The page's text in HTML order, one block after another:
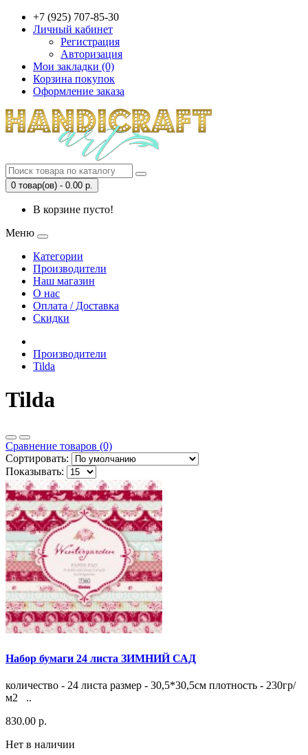
+7 (925) 707-85-30
Личный кабинет
Регистрация
Авторизация
Мои закладки (0)
Корзина покупок
Оформление заказа
0 товар(ов) - 0.00 р.
В корзине пусто!
Меню
Категории
Производители
Наш магазин
О нас
Оплата / Доставка
Скидки
Производители
Tilda
Tilda
Сравнение товаров (0)
Сортировать:
Показывать:
Набор бумаги 24 листа ЗИМНИЙ САД
количество - 24 листа размер - 30,5*30,5см плотность - 230гр/
м2 ..
830.00 р.
Нет в наличии